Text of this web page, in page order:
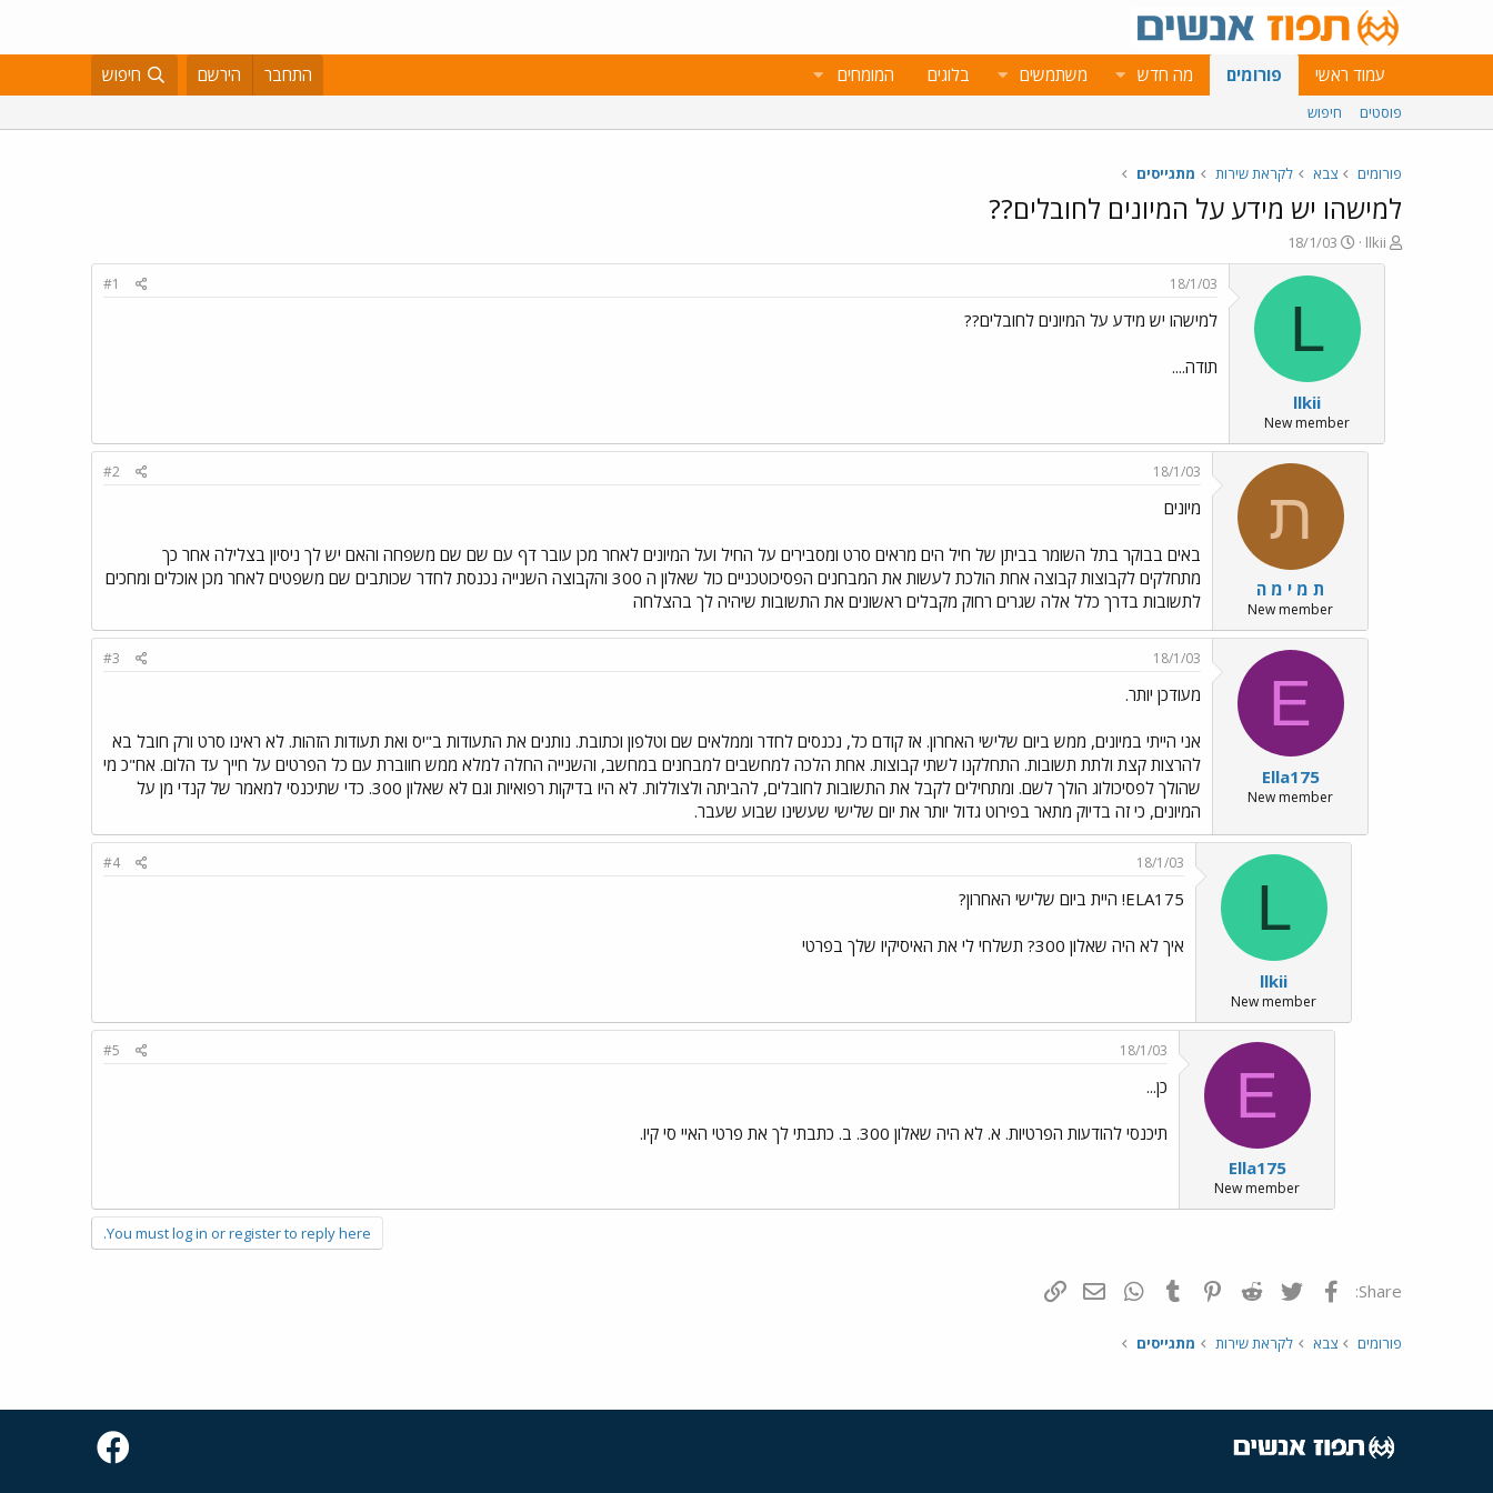
עמוד ראשי פורומים מה חדש משתמשים בלוגים המומחים התחבר הירשם חיפוש
פוסטים חיפוש
פורומים צבא לקראת שירות מתגייסים
למישהו יש מידע על המיונים לחובלים??
פ
ו
llkii
פ
ו
ר
א
י
ך
18/1/03
L
llkii
New member
18/1/03
#1
למישהו יש מידע על המיונים לחובלים??
תודה....
ת
ת מ י מ ה
New member
18/1/03
#2
מיונים
באים בבוקר בתל השומר בביתן של חיל הים מראים סרט ומסבירים על החיל ועל המיונים לאחר מכן עובר דף עם שם שם משפחה והאם יש לך ניסיון בצלילה אחר כך
מתחלקים לקבוצות קבוצה אחת הולכת לעשות את המבחנים הפסיכוטכניים כול שאלון ה 300 והקבוצה השנייה נכנסת לחדר שכותבים שם משפטים לאחר מכן אוכלים ומחכים
לתשובות בדרך כלל אלה שגרים רחוק מקבלים ראשונים את התשובות שיהיה לך בהצלחה
E
Ella175
New member
18/1/03
#3
מעודכן יותר.
אני הייתי במיונים, ממש ביום שלישי האחרון. אז קודם כל, נכנסים לחדר וממלאים שם וטלפון וכתובת. נותנים את התעודות ב"יס ואת תעודות הזהות. לא ראינו סרט ורק חובל בא
להרצות קצת ולתת תשובות. התחלקנו לשתי קבוצות. אחת הלכה למחשבים למבחנים במחשב, והשנייה החלה למלא ממש חווברת עם כל הפרטים על חייך עד הלום. אח"כ מי
שהולך לפסיכולוג הולך לשם. ומתחילים לקבל את התשובות לחובלים, להביתה ולצוללות. לא היו בדיקות רפואיות וגם לא שאלון 300. כדי שתיכנסי למאמר של קנדי מן על
המיונים, כי זה בדיוק מתאר בפירוט גדול יותר את יום שלישי שעשינו שבוע שעבר.
L
llkii
New member
18/1/03
#4
ELA175! היית ביום שלישי האחרון?
איך לא היה שאלון 300? תשלחי לי את האיסיקיו שלך בפרטי
E
Ella175
New member
18/1/03
#5
כן...
תיכנסי להודעות הפרטיות. א. לא היה שאלון 300. ב. כתבתי לך את פרטי האיי סי קיו.
You must log in or register to reply here.
Share: פייסבוק Twitter
Reddit
Pinterest
Tumblr
WhatsAppדואר אלקטרוני
פורומים צבא לקראת שירות מתגייסים